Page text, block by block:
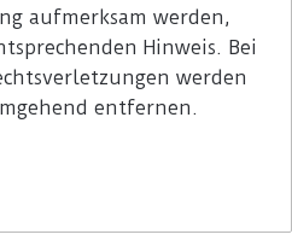
aufmerksam werden,
Hinweis. Bei
werden
entfernen.